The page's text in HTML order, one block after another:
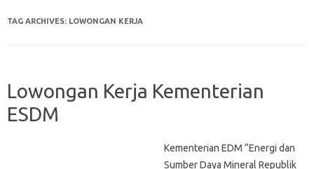
TAG ARCHIVES: LOWONGAN KERJA
Lowongan Kerja Kementerian
ESDM
Kementerian EDM “Energi dan
Sumber Daya Mineral Republik